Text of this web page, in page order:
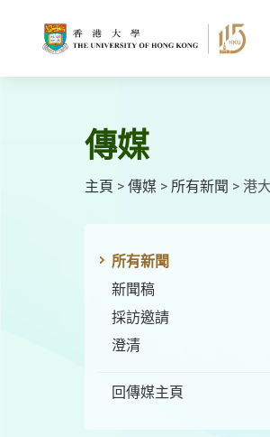
傳媒
主頁 > 傳媒 > 所有新聞 > 港
所有新聞
新聞稿
採訪邀請
澄清
回傳媒主頁